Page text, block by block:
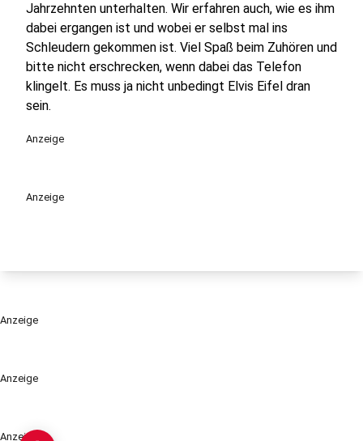
Anzeige
Anzeige
Jahrzehnten unterhalten. Wir erfahren auch, wie es ihm
dabei ergangen ist und wobei er selbst mal ins
Schleudern gekommen ist. Viel Spaß beim Zuhören und
bitte nicht erschrecken, wenn dabei das Telefon
klingelt. Es muss ja nicht unbedingt Elvis Eifel dran
sein.
Anzeige
Anzeige
Anzeige